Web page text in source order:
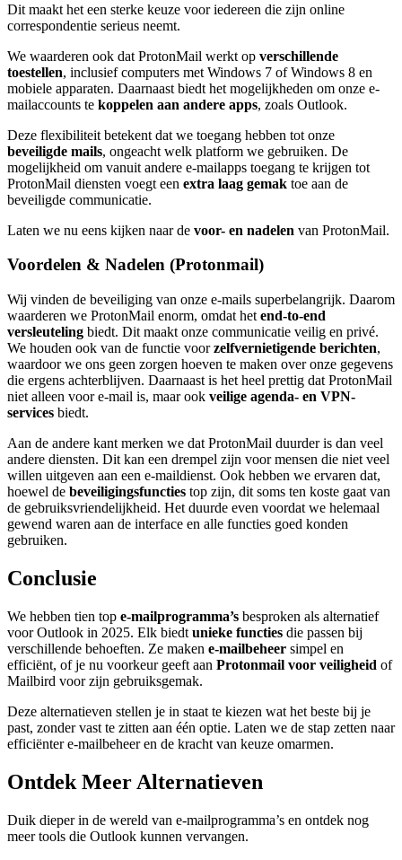
Dit maakt het een sterke keuze voor iedereen die zijn online
correspondentie serieus neemt.
We waarderen ook dat ProtonMail werkt op verschillende
toestellen, inclusief computers met Windows 7 of Windows 8 en
mobiele apparaten. Daarnaast biedt het mogelijkheden om onze e-
mailaccounts te koppelen aan andere apps, zoals Outlook.
Deze flexibiliteit betekent dat we toegang hebben tot onze
beveiligde mails, ongeacht welk platform we gebruiken. De
mogelijkheid om vanuit andere e-mailapps toegang te krijgen tot
ProtonMail diensten voegt een extra laag gemak toe aan de
beveiligde communicatie.
Laten we nu eens kijken naar de voor- en nadelen van ProtonMail.
Voordelen & Nadelen (Protonmail)
Wij vinden de beveiliging van onze e-mails superbelangrijk. Daarom
waarderen we ProtonMail enorm, omdat het end-to-end
versleuteling biedt. Dit maakt onze communicatie veilig en privé.
We houden ook van de functie voorzelfvernietigende berichten,
waardoor we ons geen zorgen hoeven te maken over onze gegevens
die ergens achterblijven. Daarnaast is het heel prettig dat ProtonMail
niet alleen voor e-mail is, maar ook veilige agenda- en VPN-
services biedt.
Aan de andere kant merken we dat ProtonMail duurder is dan veel
andere diensten. Dit kan een drempel zijn voor mensen die niet veel
willen uitgeven aan een e-maildienst. Ook hebben we ervaren dat,
hoewel de beveiligingsfuncties top zijn, dit soms ten koste gaat van
de gebruiksvriendelijkheid. Het duurde even voordat we helemaal
gewend waren aan de interface en alle functies goed konden
gebruiken.
Conclusie
We hebben tien top e-mailprogramma’s besproken als alternatief
voor Outlook in 2025. Elk biedt unieke functies die passen bij
verschillende behoeften. Ze maken e-mailbeheer simpel en
efficiënt, of je nu voorkeur geeft aan Protonmail voor veiligheid of
Mailbird voor zijn gebruiksgemak.
Deze alternatieven stellen je in staat te kiezen wat het beste bij je
past, zonder vast te zitten aan één optie. Laten we de stap zetten naar
efficiënter e-mailbeheer en de kracht van keuze omarmen.
Ontdek Meer Alternatieven
Duik dieper in de wereld van e-mailprogramma’s en ontdek nog
meer tools die Outlook kunnen vervangen.